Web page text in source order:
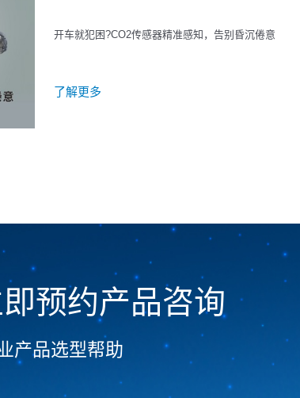
开车就犯困?CO2传感器精准感知，告别昏沉倦意
了解更多
预约产品咨询
产品选型帮助